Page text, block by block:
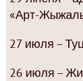
«Арт-
27 июля –
26 июля –